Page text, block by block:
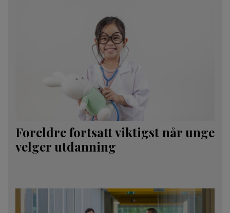
Foreldre fortsatt viktigst når unge
velger utdanning